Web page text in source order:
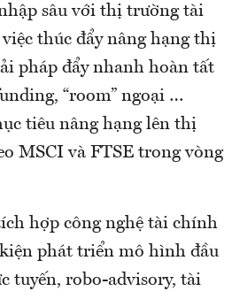
sâu với thị trường tài
thúc đẩy nâng hạng thị
pháp đẩy nhanh hoàn tất
“room” ngoại …
tiêu nâng hạng lên thị
MSCI và FTSE trong vòng
hợp công nghệ tài chính
phát triển mô hình đầu
tuyến, robo-advisory, tài